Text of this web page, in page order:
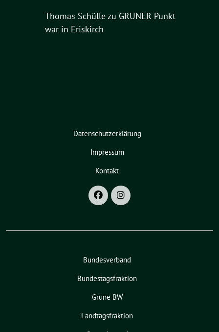
Thomas Schüllezu GRÜNER Punkt
war in Eriskirch
Datenschutzerklärung
Impressum
Kontakt
Bundesverband
Bundestagsfraktion
Grüne BW
Landtagsfraktion